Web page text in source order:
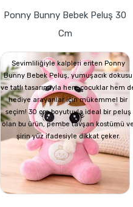
Ponny Bunny Bebek Peluş 30
Cm
Sevimliliğiyle kalpleri eriten Ponny
Bunny Bebek Peluş, yumuşacık dokusu
ve tatlı tasarımıyla hem çocuklar hem
hediye arayanlar için mükemmel bir
seçim! 30 cm boyutuyla ideal bir peluş
olan bu ürün, pembe tavşan kostümü
şirin yüz ifadesiyle dikkat çeker.